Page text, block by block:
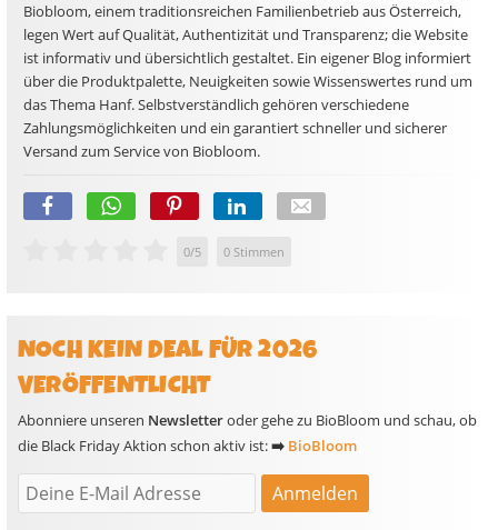
Biobloom, einem traditionsreichen Familienbetrieb aus Österreich,
legen Wert auf Qualität, Authentizität und Transparenz; die Website
ist informativ und übersichtlich gestaltet. Ein eigener Blog informiert
über die Produktpalette, Neuigkeiten sowie Wissenswertes rund um
das Thema Hanf. Selbstverständlich gehören verschiedene
Zahlungsmöglichkeiten und ein garantiert schneller und sicherer
Versand zum Service von Biobloom.
0/5 0 Stimmen
NOCH KEIN DEAL FÜR 2026
VERÖFFENTLICHT
Abonniere unseren Newsletteroder gehe zu BioBloom und schau, ob
die Black Friday Aktion schon aktiv ist:➡️ BioBloom